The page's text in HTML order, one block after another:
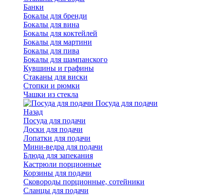
Банки
Бокалы для бренди
Бокалы для вина
Бокалы для коктейлей
Бокалы для мартини
Бокалы для пива
Бокалы для шампанского
Кувшины и графины
Стаканы для виски
Стопки и рюмки
Чашки из стекла
Посуда для подачи
Назад
Посуда для подачи
Доски для подачи
Лопатки для подачи
Мини-ведра для подачи
Блюда для запекания
Кастрюли порционные
Корзины для подачи
Сковороды порционные, сотейники
Сланцы для подачи